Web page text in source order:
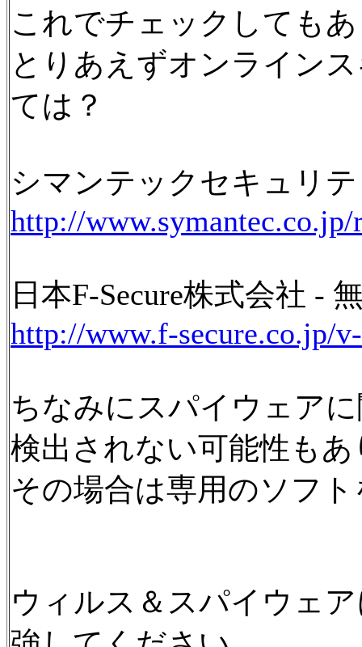
これでチェックしても
とりあえずオンライン
ては？
シマンテックセキュリ
http://
日本F-Secure株式会社 -
http://www.f-secure.co.jp/
ちなみにスパイウェア
検出されない可能性も
その場合は専用のソフ
ウィルス＆スパイウェ